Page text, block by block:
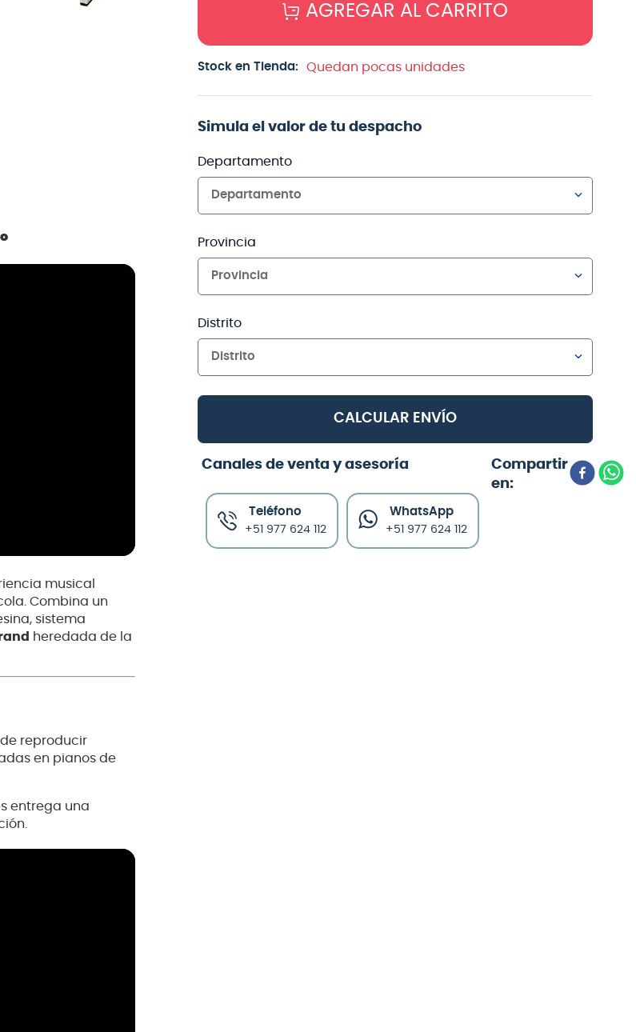
musical
Combina un
sistema
heredada de la
reproducir
en pianos de
entrega una
AGREGAR AL CARRITO
Stock en Tienda: Quedan pocas unidades
Simula el valor de tu despacho
Departamento
Departamento
Provincia
Provincia
Distrito
Distrito
CALCULAR ENVÍO
Canales de venta y asesoría
Teléfono
+51 977 624 112
WhatsApp
+51 977 624 112